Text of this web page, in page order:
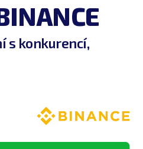
s konkurencí,